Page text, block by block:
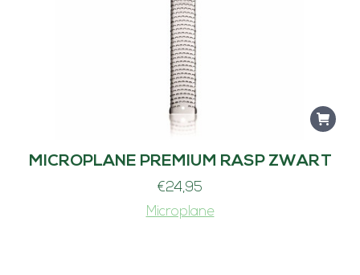
MICROPLANE PREMIUM RASP ZWART
€24,95
Microplane